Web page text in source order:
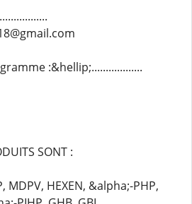
:&hellip;..................
SONT :
MDPV, HEXEN, &alpha;-PHP,